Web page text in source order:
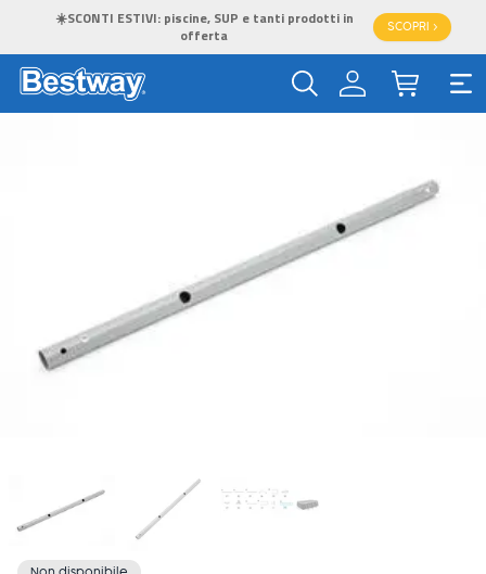
☀️SCONTI ESTIVI: piscine, SUP e tanti prodotti in
offerta
SCOPRI >